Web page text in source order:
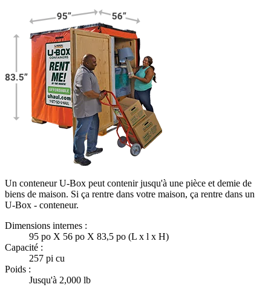
Un conteneur U-Box peut contenir jusqu'à une pièce et demie de
biens de maison. Si ça rentre dans votre maison, ça rentre dans un
U-Box - conteneur.
Dimensions internes :
95 po X 56 po X 83,5 po (L x l x H)
Capacité :
257 pi cu
Poids :
Jusqu'à 2,000 lb